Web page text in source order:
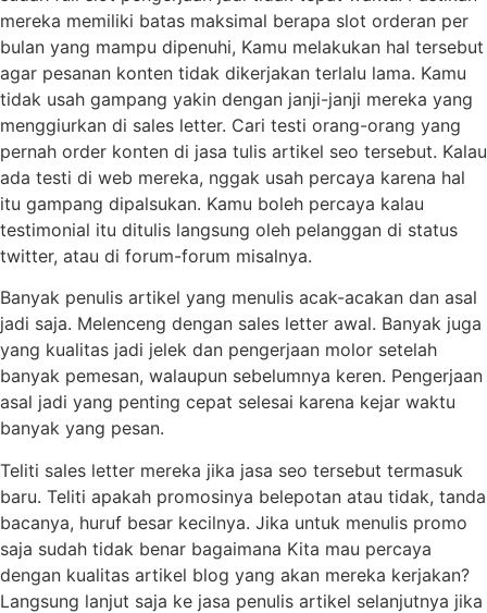
mereka memiliki batas maksimal berapa slot orderan per
bulan yang mampu dipenuhi, Kamu melakukan hal tersebut
agar pesanan konten tidak dikerjakan terlalu lama. Kamu
tidak usah gampang yakin dengan janji-janji mereka yang
menggiurkan di sales letter. Cari testi orang-orang yang
pernah order konten di jasa tulis artikel seo tersebut. Kalau
ada testi di web mereka, nggak usah percaya karena hal
itu gampang dipalsukan. Kamu boleh percaya kalau
testimonial itu ditulis langsung oleh pelanggan di status
twitter, atau di forum-forum misalnya.
Banyak penulis artikel yang menulis acak-acakan dan asal
jadi saja. Melenceng dengan sales letter awal. Banyak juga
yang kualitas jadi jelek dan pengerjaan molor setelah
banyak pemesan, walaupun sebelumnya keren. Pengerjaan
asal jadi yang penting cepat selesai karena kejar waktu
banyak yang pesan.
Teliti sales letter mereka jika jasa seo tersebut termasuk
baru. Teliti apakah promosinya belepotan atau tidak, tanda
bacanya, huruf besar kecilnya. Jika untuk menulis promo
saja sudah tidak benar bagaimana Kita mau percaya
dengan kualitas artikel blog yang akan mereka kerjakan?
Langsung lanjut saja ke jasa penulis artikel selanjutnya jika